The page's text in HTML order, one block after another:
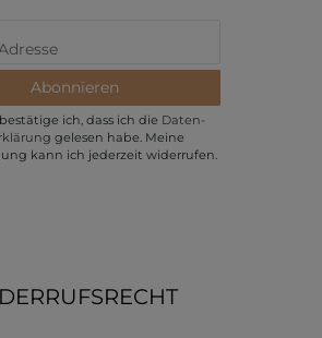
Abonnieren
ich, dass ich die Daten­
gelesen habe. Meine
kann ich jederzeit widerrufen.